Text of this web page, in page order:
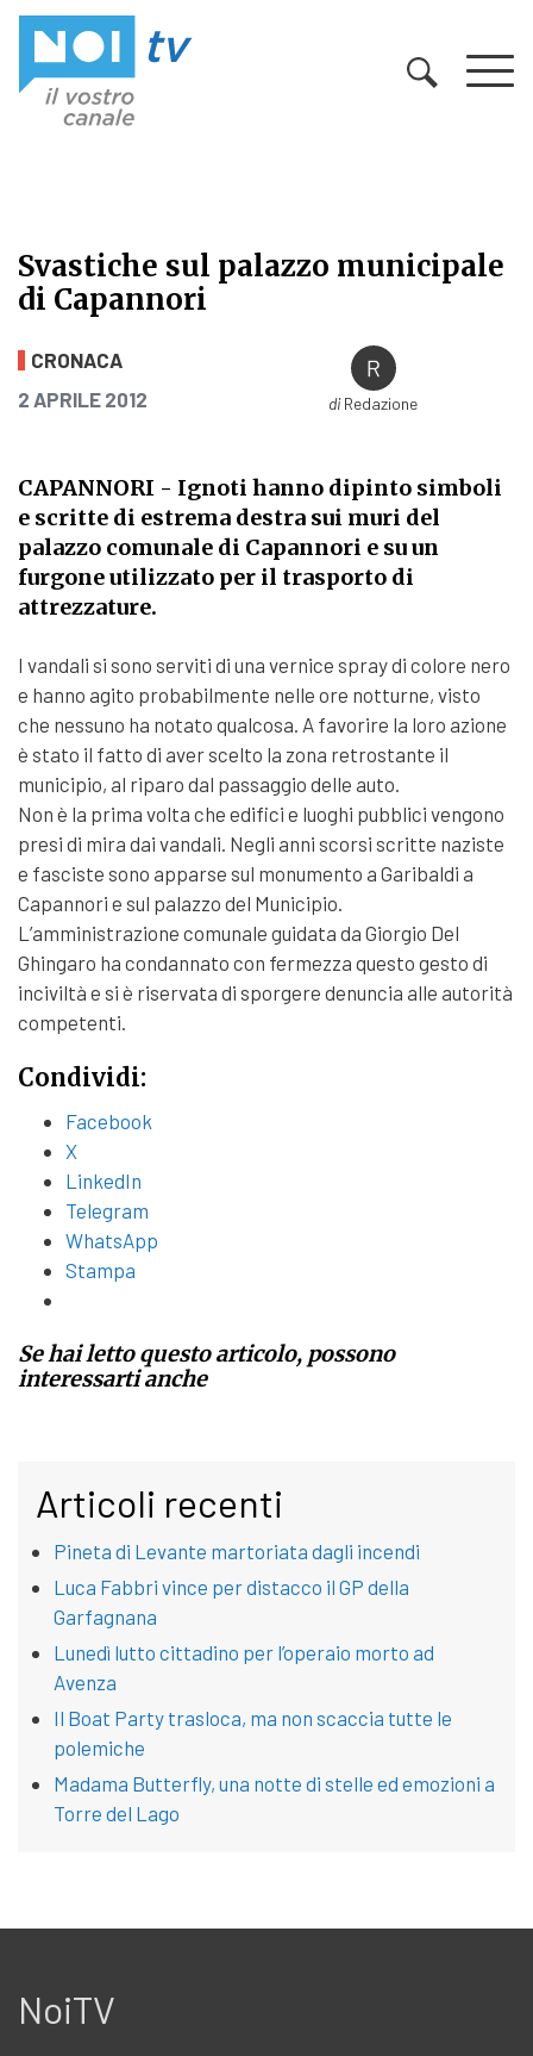
Svastiche sul palazzo municipale
di Capannori
Svastiche sul palazzo municipale
CRONACA
PUBBLICATO IL
2 APRILE 2012 diRedazione
CAPANNORI - Ignoti hanno dipinto simboli
e scritte di estrema destra sui muri del
palazzo comunale di Capannori e su un
furgone utilizzato per il trasporto di
attrezzature.
I vandali si sono serviti di una vernice spray di colore nero
e hanno agito probabilmente nelle ore notturne, visto
che nessuno ha notato qualcosa. A favorire la loro azione
è stato il fatto di aver scelto la zona retrostante il
municipio, al riparo dal passaggio delle auto.
Non è la prima volta che edifici e luoghi pubblici vengono
presi di mira dai vandali. Negli anni scorsi scritte naziste
e fasciste sono apparse sul monumento a Garibaldi a
Capannori e sul palazzo del Municipio.
L’amministrazione comunale guidata da Giorgio Del
Ghingaro ha condannato con fermezza questo gesto di
inciviltà e si è riservata di sporgere denuncia alle autorità
competenti.
Condividi:
Facebook
X
LinkedIn
Telegram
WhatsApp
Stampa
Se hai letto questo articolo, possono
interessarti anche
Articoli recenti
Pineta di Levante martoriata dagli incendi
Luca Fabbri vince per distacco il GP della
Garfagnana
Lunedì lutto cittadino per l’operaio morto ad
Avenza
Il Boat Party trasloca, ma non scaccia tutte le
polemiche
Madama Butterfly, una notte di stelle ed emozioni a
Torre del Lago
NoiTV